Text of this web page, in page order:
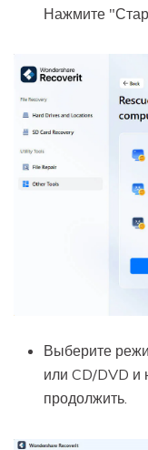
Нажмите
Выберите
или CD/DVD и
продолжить.